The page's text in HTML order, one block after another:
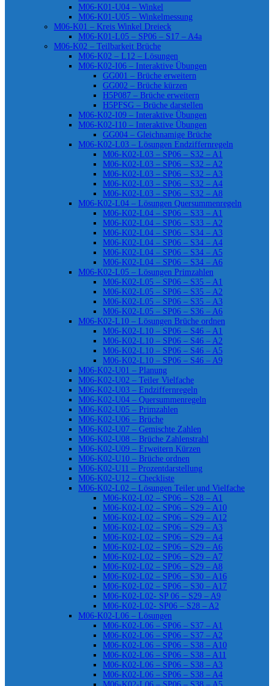
M06-K01-U04 – Winkel
M06-K01-U05 – Winkelmessung
M06-K01 – Kreis Winkel Dreieck
M06-K01-L05 – SP06 – S17 – A4a
M06-K02 – Teilbarkeit Brüche
M06-K02 – L12 – Lösungen
M06-K02-I06 – Interaktive Übungen
GG001 – Brüche erweitern
GG002 – Brüche kürzen
H5P087 – Brüche erweitern
H5PFSG – Brüche darstellen
M06-K02-I09 – Interaktive Übungen
M06-K02-I10 – Interaktive Übungen
GG004 – Gleichnamige Brüche
M06-K02-L03 – Lösungen Endziffernregeln
M06-K02-L03 – SP06 – S32 – A1
M06-K02-L03 – SP06 – S32 – A2
M06-K02-L03 – SP06 – S32 – A3
M06-K02-L03 – SP06 – S32 – A4
M06-K02-L03 – SP06 – S32 – A8
M06-K02-L04 – Lösungen Quersummenregeln
M06-K02-L04 – SP06 – S33 – A1
M06-K02-L04 – SP06 – S33 – A2
M06-K02-L04 – SP06 – S34 – A3
M06-K02-L04 – SP06 – S34 – A4
M06-K02-L04 – SP06 – S34 – A5
M06-K02-L04 – SP06 – S34 – A6
M06-K02-L05 – Lösungen Primzahlen
M06-K02-L05 – SP06 – S35 – A1
M06-K02-L05 – SP06 – S35 – A2
M06-K02-L05 – SP06 – S35 – A3
M06-K02-L05 – SP06 – S36 – A6
M06-K02-L10 – Lösungen Brüche ordnen
M06-K02-L10 – SP06 – S46 – A1
M06-K02-L10 – SP06 – S46 – A2
M06-K02-L10 – SP06 – S46 – A5
M06-K02-L10 – SP06 – S46 – A9
M06-K02-U01 – Planung
M06-K02-U02 – Teiler Vielfache
M06-K02-U03 – Endziffernregeln
M06-K02-U04 – Quersummenregeln
M06-K02-U05 – Primzahlen
M06-K02-U06 – Brüche
M06-K02-U07 – Gemischte Zahlen
M06-K02-U08 – Brüche Zahlenstrahl
M06-K02-U09 – Erweitern Kürzen
M06-K02-U10 – Brüche ordnen
M06-K02-U11 – Prozentdarstellung
M06-K02-U12 – Checkliste
M06-K02-L02 – Lösungen Teiler und Vielfache
M06-K02-L02 – SP06 – S28 – A1
M06-K02-L02 – SP06 – S29 – A10
M06-K02-L02 – SP06 – S29 – A12
M06-K02-L02 – SP06 – S29 – A3
M06-K02-L02 – SP06 – S29 – A4
M06-K02-L02 – SP06 – S29 – A6
M06-K02-L02 – SP06 – S29 – A7
M06-K02-L02 – SP06 – S29 – A8
M06-K02-L02 – SP06 – S30 – A16
M06-K02-L02 – SP06 – S30 – A17
M06-K02-L02- SP 06 – S29 – A9
M06-K02-L02- SP06 – S28 – A2
M06-K02-L06 – Lösungen
M06-K02-L06 – SP06 – S37 – A1
M06-K02-L06 – SP06 – S37 – A2
M06-K02-L06 – SP06 – S38 – A10
M06-K02-L06 – SP06 – S38 – A11
M06-K02-L06 – SP06 – S38 – A3
M06-K02-L06 – SP06 – S38 – A4